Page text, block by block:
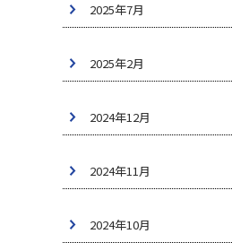
2025年7月
2025年2月
2024年12月
2024年11月
2024年10月